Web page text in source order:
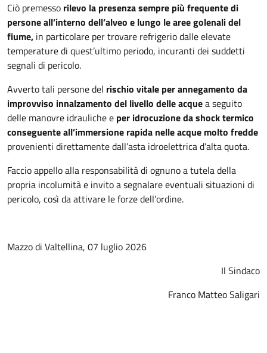
Ciò premesso rilevo la presenza sempre più frequente di
persone all’interno dell’alveo e lungo le aree golenali del
fiume, in particolare per trovare refrigerio dalle elevate
temperature di quest’ultimo periodo, incuranti dei suddetti
segnali di pericolo.
Avverto tali persone del rischio vitale per annegamento da
improvviso innalzamento del livello delle acquea seguito
delle manovre idrauliche e per idrocuzione da shock termico
conseguente all’immersione rapida nelle acque molto fredde
provenienti direttamente dall’asta idroelettrica d’alta quota.
Faccio appello alla responsabilità di ognuno a tutela della
propria incolumità e invito a segnalare eventuali situazioni di
pericolo, così da attivare le forze dell’ordine.
Mazzo di Valtellina, 07 luglio 2026
Il Sindaco
Franco Matteo Saligari